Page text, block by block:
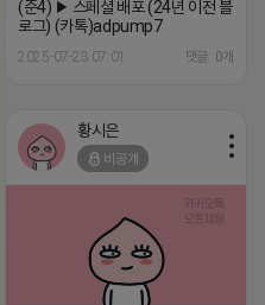
(준4) ▶ 스페셜 배포 (24년 이전 블
로그) (카톡)adpump7
2025-07-23 07:01 댓글: 0개
황시은
비공개